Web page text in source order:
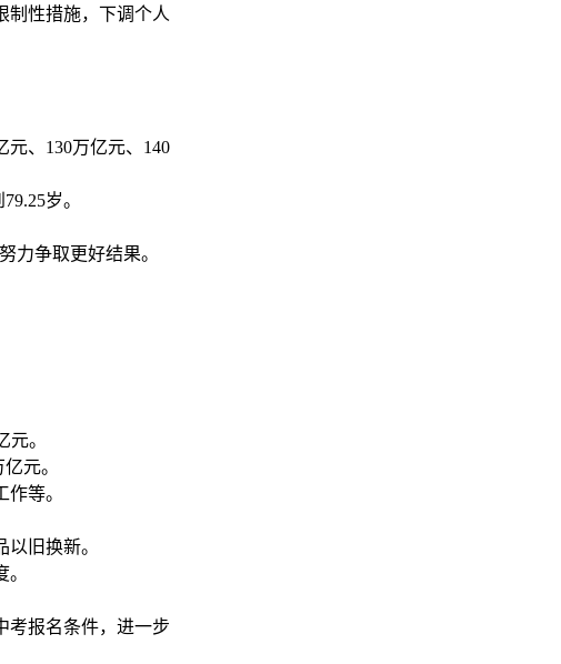
性措施，下调个人
、130万亿元、140
岁。
争取更好结果。
。
元。
等。
旧换新。
报名条件，进一步